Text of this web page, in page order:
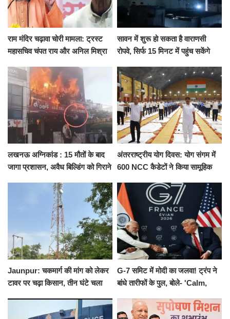
राम मंदिर चढ़ावा चोरी मामला: ट्रस्ट
महासचिव चंपत राय और अनिल मिश्रा
को नहीं...
सावन में शुरू हो सकता है वाराणसी
रोपवे, सिर्फ 15 मिनट में पहुंच सकेंगे
किराया
लखनऊ अग्निकांड : 15 मौतों के बाद
जागा प्रशासन, अवैध बिल्डिंग को गिराने
अंतरराष्ट्रीय योग दिवस: योग संगम में
600 NCC कैडेटों ने किया सामूहिक
संकल्प
Jaunpur: चकमार्ग की मांग को लेकर
टावर पर चढ़ा किसान, तीन घंटे चला
G-7 समिट में मोदी का जलवा! ट्रंप ने
बांधे तारीफों के पुल, बोले- 'Calm,